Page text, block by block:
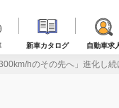
新車カタログ 自動車求
hのその先へ」進化し